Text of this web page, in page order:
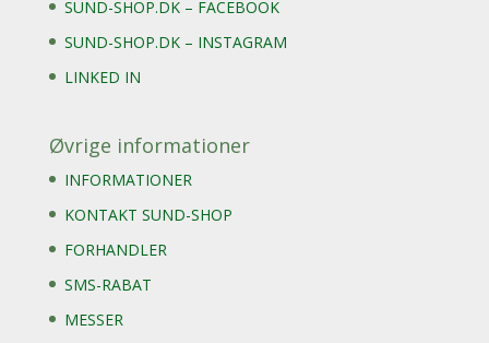
SUND-SHOP.DK – FACEBOOK
SUND-SHOP.DK – INSTAGRAM
LINKED IN
Øvrige informationer
INFORMATIONER
KONTAKT SUND-SHOP
FORHANDLER
SMS-RABAT
MESSER